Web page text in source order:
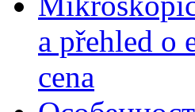
a přehled o
cena